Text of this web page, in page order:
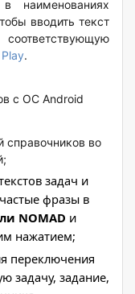
наименованиях
вводить текст
.
с ОС Android
справочников во
задач и
фразы в
NOMAD и
нажатием;
переключения
задачу, задание,